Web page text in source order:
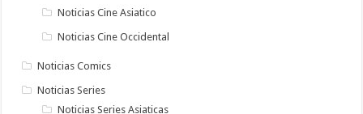
Noticias Cine Asiatico
Noticias Cine Occidental
Noticias Comics
Noticias Series
Noticias Series Asiaticas